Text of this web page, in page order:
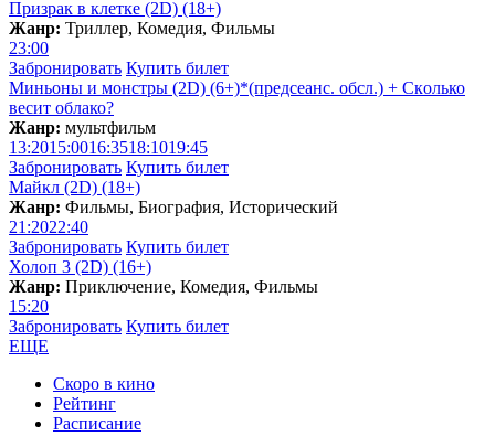
Призрак в клетке (2D) (18+)
Жанр: Триллер, Комедия, Фильмы
23:00
Забронировать Купить билет
Миньоны и монстры (2D) (6+)*(предсеанс. обсл.) + Скoлько
весит облако?
Жанр: мультфильм
13:2015:0016:3518:1019:45
Забронировать Купить билет
Майкл (2D) (18+)
Жанр: Фильмы, Биография, Исторический
21:2022:40
Забронировать Купить билет
Холоп 3 (2D) (16+)
Жанр: Приключение, Комедия, Фильмы
15:20
Забронировать Купить билет
ЕЩЕ
Скоро в кино
Рейтинг
Расписание